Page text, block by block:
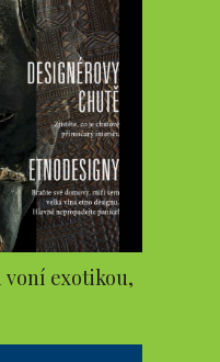
voní exotikou,